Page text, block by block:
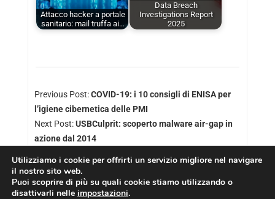
Attacco hacker a portale
sanitario: mail truffa ai…
Data Breach
Investigations Report
2025
Previous Post:COVID-19: i 10 consigli di ENISA per
l’igiene cibernetica delle PMI
Next Post:USBCulprit: scoperto malware air-gap in
azione dal 2014
Utilizziamo i cookie per offrirti un servizio migliore nel navigare
il nostro sito web.
Puoi scoprire di più su quali cookie stiamo utilizzando o
disattivarli nelle impostazioni.